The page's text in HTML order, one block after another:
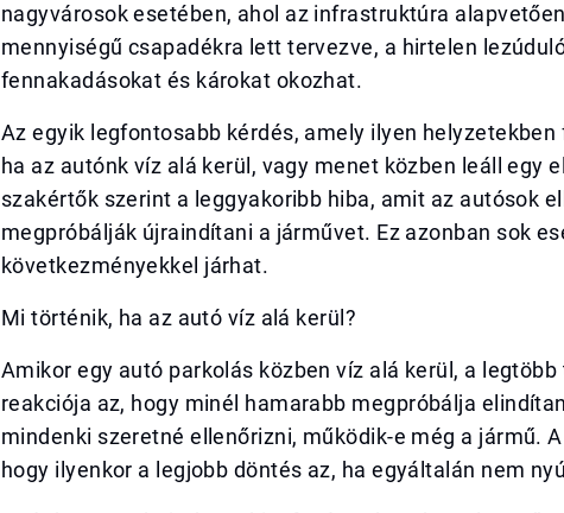
nagyvárosok esetében, ahol az infrastruktúra
mennyiségű csapadékra lett tervezve, a hirtelen
fennakadásokat és károkat okozhat.
Az egyik legfontosabb kérdés, amely ilyen
ha az autónk víz alá kerül, vagy menet közben leáll egy
szakértők szerint a leggyakoribb hiba, amit az autósok
megpróbálják újraindítani a járművet. Ez azonban sok
következményekkel járhat.
Mi történik, ha az autó víz alá kerül?
Amikor egy autó parkolás közben víz alá kerül, a
reakciója az, hogy minél hamarabb megpróbálja
mindenki szeretné ellenőrizni, működik-e még a jármű.
hogy ilyenkor a legjobb döntés az, ha egyáltalán nem